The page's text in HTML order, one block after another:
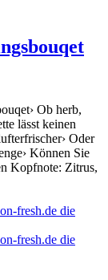
Ob herb,
lässt keinen
Oder
Können Sie
Kopfnote: Zitrus,